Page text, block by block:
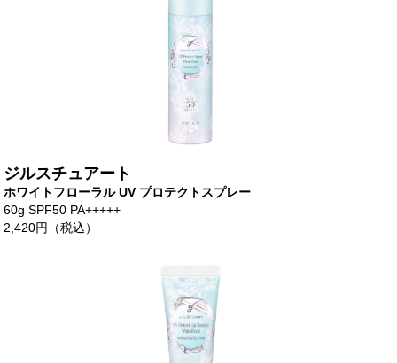
ジルスチュアート
ホワイトフローラル UV プロテクトスプレー
60g SPF50 PA+++++
2,420円（税込）